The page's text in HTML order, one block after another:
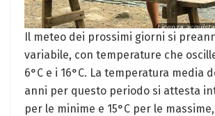
Il meteo dei prossimi giorni si
variabile, con temperature che
6°C e i 16°C. La temperatura media
anni per questo periodo si attesta
per le minime e 15°C per⁢ le